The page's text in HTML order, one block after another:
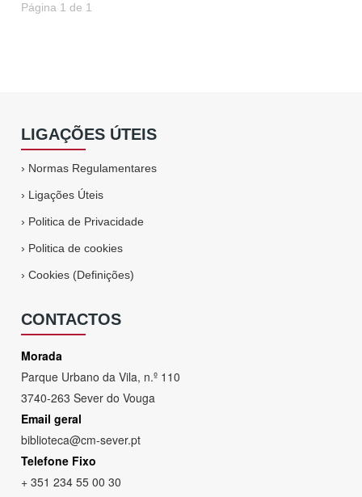
Página 1 de 1
LIGAÇÕES ÚTEIS
› Normas Regulamentares
› Ligações Úteis
› Politica de Privacidade
› Politica de cookies
›Cookies (Definições)
CONTACTOS
Morada
Parque Urbano da Vila, n.º 110
3740-263 Sever do Vouga
Email geral
biblioteca@cm-sever.pt
Telefone Fixo
+ 351 234 55 00 30